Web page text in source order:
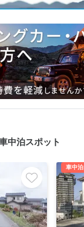
中泊スポット
車中泊